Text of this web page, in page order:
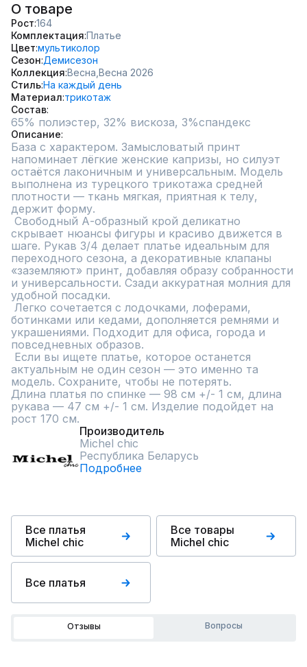
О товаре
Рост 164
Комплектация Платье
Цвет мультиколор
Сезон Демисезон
Коллекция Весна, Весна 2026
СтильНа каждый день
Материал трикотаж
Состав
65% полиэстер, 32% вискоза, 3%спандекс
Описание
База с характером. Замысловатый принт
напоминает лёгкие женские капризы, но силуэт
остаётся лаконичным и универсальным. Модель
выполнена из турецкого трикотажа средней
плотности — ткань мягкая, приятная к телу,
держит форму.
скрывает нюансы фигуры и красиво движется в
шаге. Рукав 3/4 делает платье идеальным для
переходного сезона, а декоративные клапаны
«заземляют» принт, добавляя образу собранности
и универсальности. Сзади аккуратная молния для
удобной посадки.
ботинками или кедами, дополняется ремнями и
украшениями. Подходит для офиса, города и
повседневных образов.
актуальным не один сезон — это именно та
модель. Сохраните, чтобы не потерять.
Длина платья по спинке — 98 см +/- 1 см, длина
рукава — 47 см +/- 1 см. Изделие подойдет на
рост 170 см.
Производитель
Michel chic
Республика Беларусь
Подробнее
Все платья
Michel chic
Все товары
Michel chic
Все платья
Отзывы Вопросы